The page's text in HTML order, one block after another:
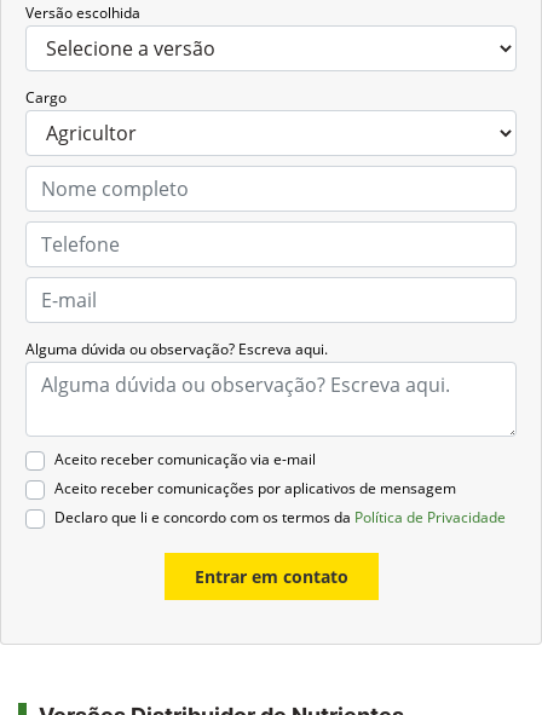
Versão escolhida
Cargo
Alguma dúvida ou observação? Escreva aqui.
Aceito receber comunicação via e-mail
Aceito receber comunicações por aplicativos de mensagem
Declaro que li e concordo com os termos da Política de Privacidade
Entrar em contato